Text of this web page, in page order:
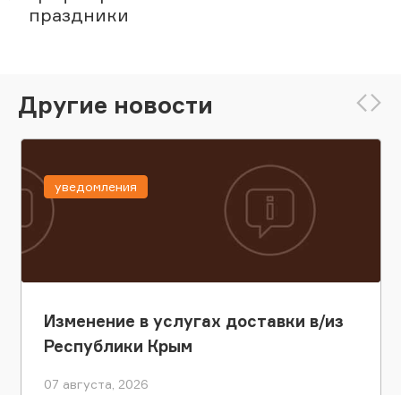
праздники
Другие новости
Изменение в услугах доставки в/из
Республики Крым
07 августа, 2026
уведомления